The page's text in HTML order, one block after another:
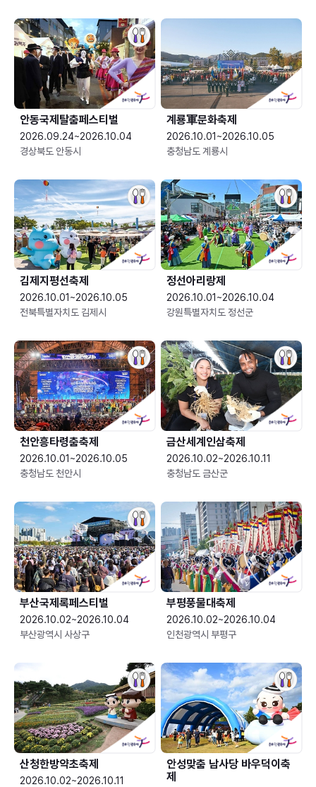
안동국제탈춤페스티벌
2026.09.24~2026.10.04
경상북도 안동시
2026.10.01~2026.10.05
충청남도 계룡시
김제지평선축제
2026.10.01~2026.10.05
전북특별자치도 김제시
정선아리랑제
2026.10.01~2026.10.04
강원특별자치도 정선군
천안흥타령춤축제
2026.10.01~2026.10.05
충청남도 천안시
금산세계인삼축제
2026.10.02~2026.10.11
충청남도 금산군
부산국제록페스티벌
2026.10.02~2026.10.04
부산광역시 사상구
부평풍물대축제
2026.10.02~2026.10.04
인천광역시 부평구
산청한방약초축제
2026.10.02~2026.10.11
안성맞춤 남사당 바우덕이축
제